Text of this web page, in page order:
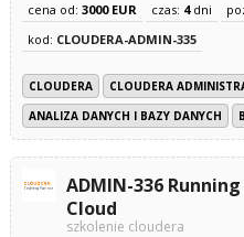
cena od: 3000 EUR czas: 4dni
kod: CLOUDERA-ADMIN-335
CLOUDERA
CLOUDERA
ANALIZA DANYCH I BAZY DANYCH
ADMIN-336
Cloud
szkolenie cloudera